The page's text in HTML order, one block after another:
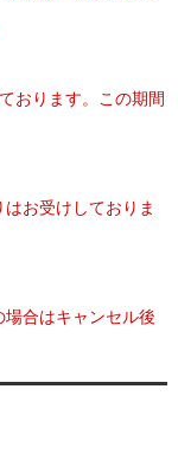
おります。この期間
お受けしておりま
合はキャンセル後